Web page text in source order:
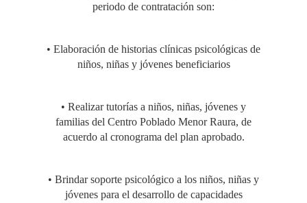
periodo de contratación son:
• Elaboración de historias clínicas psicológicas de
niños, niñas y jóvenes beneficiarios
• Realizar tutorías a niños, niñas, jóvenes y
familias del Centro Poblado Menor Raura, de
acuerdo al cronograma del plan aprobado.
• Brindar soporte psicológico a los niños, niñas y
jóvenes para el desarrollo de capacidades